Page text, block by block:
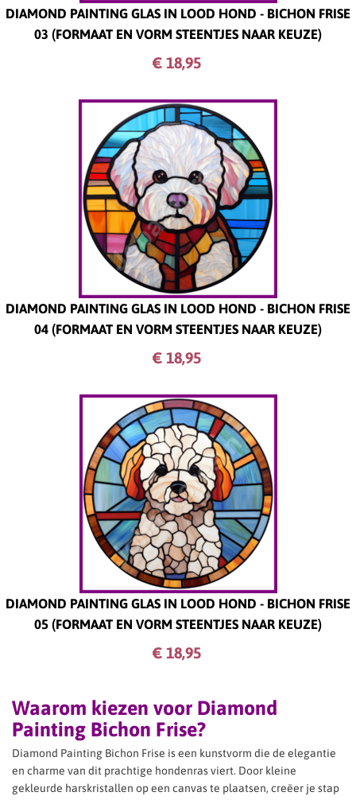
DIAMOND PAINTING GLAS IN LOOD HOND - BICHON FRISE
03 (FORMAAT EN VORM STEENTJES NAAR KEUZE)
€ 18,95
DIAMOND PAINTING GLAS IN LOOD HOND - BICHON FRISE
04 (FORMAAT EN VORM STEENTJES NAAR KEUZE)
€ 18,95
DIAMOND PAINTING GLAS IN LOOD HOND - BICHON FRISE
05 (FORMAAT EN VORM STEENTJES NAAR KEUZE)
€ 18,95
Waarom kiezen voor Diamond
Painting Bichon Frise?
Diamond Painting Bichon Frise is een kunstvorm die de elegantie
en charme van dit prachtige hondenras viert. Door kleine
gekleurde harskristallen op een canvas te plaatsen, creëer je stap